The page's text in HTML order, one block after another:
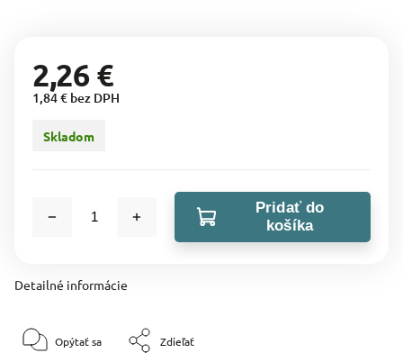
2,26 €
1,84 € bez DPH
Skladom
Pridať do
košíka
Detailné informácie
Opýtať sa Zdieľať